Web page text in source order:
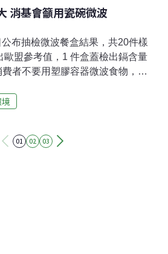
消基會籲用瓷碗微波
布抽檢微波餐盒結果，共20件樣
歐盟參考值，1 件盒蓋檢出鎘含量
者不要用塑膠容器微波食物，改
程仁宏指出，消基會在2007年10月
他說，檢驗結果計有6件樣品超過
01 02 03